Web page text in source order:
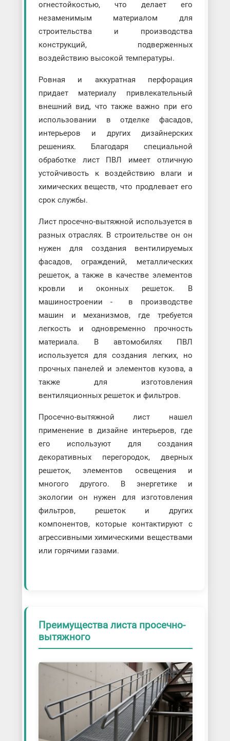
огнестойкостью, что делает его
незаменимым материалом для
строительства и производства
конструкций, подверженных
воздействию высокой температуры.
Ровная и аккуратная перфорация
придает материалу привлекательный
внешний вид, что также важно при его
использовании в отделке фасадов,
интерьеров и других дизайнерских
решениях. Благодаря специальной
обработке лист ПВЛ имеет отличную
устойчивость к воздействию влаги и
химических веществ, что продлевает его
срок службы.
Лист просечно-вытяжной используется в
разных отраслях. В строительстве он он
нужен для создания вентилируемых
фасадов, ограждений, металлических
решеток, а также в качестве элементов
кровли и оконных решеток. В
машиностроении - в производстве
машин и механизмов, где требуется
легкость и одновременно прочность
материала. В автомобилях ПВЛ
используется для создания легких, но
прочных панелей и элементов кузова, а
также для изготовления
вентиляционных решеток и фильтров.
Просечно-вытяжной лист нашел
применение в дизайне интерьеров, где
его используют для создания
декоративных перегородок, дверных
решеток, элементов освещения и
многого другого. В энергетике и
экологии он нужен для изготовления
фильтров, решеток и других
компонентов, которые контактируют с
агрессивными химическими веществами
или горячими газами.
Преимущества листа просечно-
вытяжного